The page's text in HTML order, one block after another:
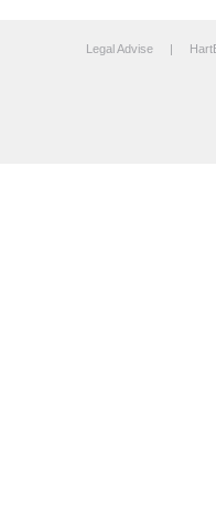
Legal Advise |